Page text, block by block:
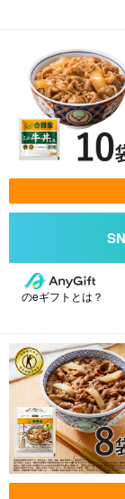
のeギフトとは？